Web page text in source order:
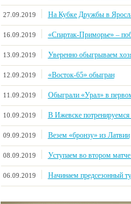
27.09.2019 На Кубке Дружбы в
16.09.2019 «Спартак-Приморье» –
13.09.2019 Уверенно обыгрываем
12.09.2019 «Восток-65» обыгран
11.09.2019 Обыграли «Урал» в
10.09.2019 В Ижевске
09.09.2019 Везем «бронзу» из Латвии
08.09.2019 Уступаем во втором
06.09.2019 Начинаем предсезонный